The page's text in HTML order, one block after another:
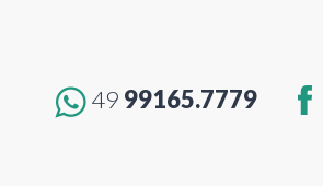
49 99165.7779